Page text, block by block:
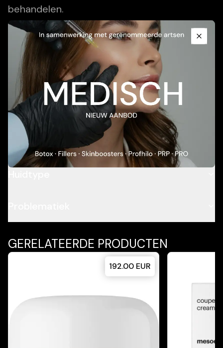
behandelen.
Add To Cart
Beschrijving
Toepassing
Ingrediënten
GERELATEERDE PRODUCTEN
192.00 EUR
Promotional Content